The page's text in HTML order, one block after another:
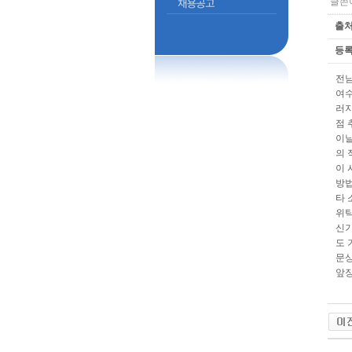
출
등
전
여
러
점
이
의
이
방
타
위
신
도
문
앞